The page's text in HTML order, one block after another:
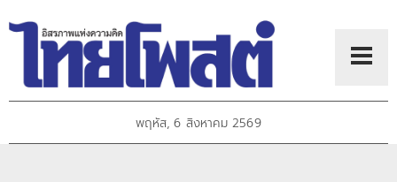
พฤหัส, 6 สิงหาคม 2569